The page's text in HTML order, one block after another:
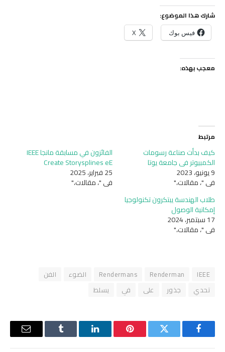
شارك هذا الموضوع:
فيس بوك X
معجب بهذه:
مرتبط
كيف بدأت صناعة رسومات
الكمبيوتر في جامعة يوتا
9 يونيو، 2023
في "، مقالات،"
الفائزون في مسابقة مانجا IEEE
Create Storysplines eE
25 فبراير، 2025
في "، مقالات،"
طلاب الهندسة يبتكرون تكنولوجيا
إمكانية الوصول
17 سبتمبر، 2024
في "، مقالات،"
IEEE
Renderman
Rendermans الضوء
الفن
تحدي
جذور على في يسلط
فيسبوك تويتر بينتيريستلينكدإن Tumblr
البريد